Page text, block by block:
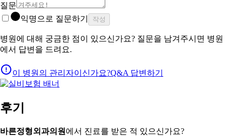
질문
익명으로 질문하기
작성
병원에 대해 궁금한 점이 있으신가요? 질문을 남겨주시면 병원
에서 답변을 드려요.
이 병원의 관리자이신가요?Q&A 답변하기
후기
바른정형외과의원 에서 진료를 받은 적 있으신가요?